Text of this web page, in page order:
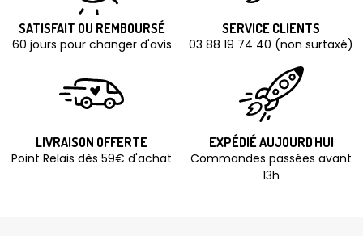
SATISFAIT OU REMBOURSÉ
60 jours pour changer d'avis
SERVICE CLIENTS
03 88 19 74 40 (non surtaxé)
LIVRAISON OFFERTE
Point Relais dès 59€ d'achat
EXPÉDIÉ AUJOURD'HUI
Commandes passées avant
13h